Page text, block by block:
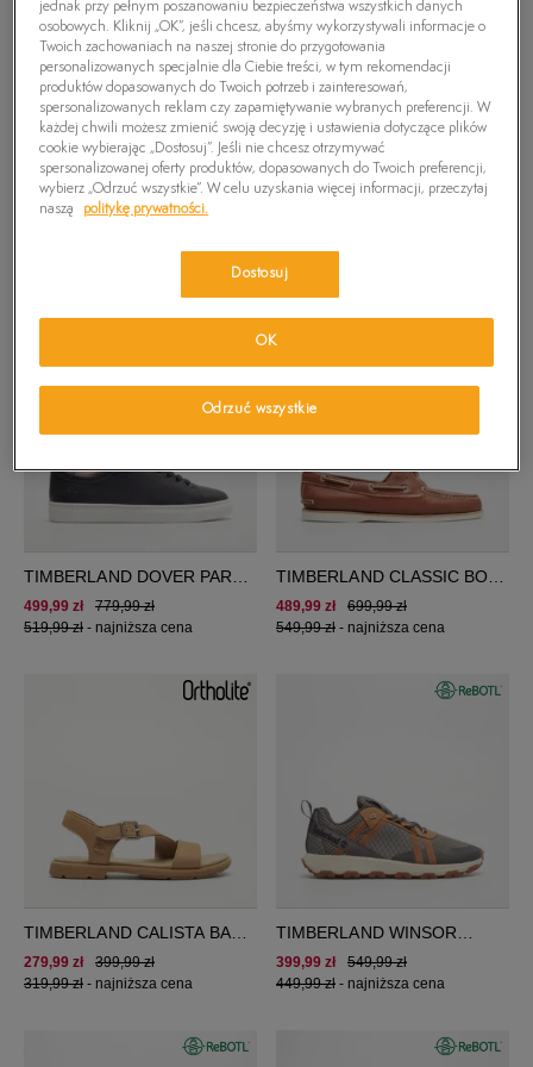
TIMBERLAND GARRISON
SNEAKER
359,99 zł
404,99 zł
TIMBERLAND DOVER PARK
LOW LACE SNEAKER
779,99 zł
499,99 zł
519,99 zł - najniższa cena
TIMBERLAND CLASSIC BOAT
BOAT SHOE699,99 zł
489,99 zł
549,99 zł - najniższa cena
TIMBERLAND CALISTA BAY
BACKSTRAP SANDAL
399,99 zł
279,99 zł
319,99 zł - najniższa cena
TIMBERLAND WINSOR
TRAIL LOW LACE SNEAKER
549,99 zł
399,99 zł
449,99 zł - najniższa cena
jednak przy pełnym poszanowaniu bezpieczeństwa wszystkich danych
osobowych. Kliknij „OK”, jeśli chcesz, abyśmy wykorzystywali informacje o
Twoich zachowaniach na naszej stronie do przygotowania
personalizowanych specjalnie dla Ciebie treści, w tym rekomendacji
produktów dopasowanych do Twoich potrzeb i zainteresowań,
spersonalizowanych reklam czy zapamiętywanie wybranych preferencji. W
każdej chwili możesz zmienić swoją decyzję i ustawienia dotyczące plików
cookie wybierając „Dostosuj”. Jeśli nie chcesz otrzymywać
spersonalizowanej oferty produktów, dopasowanych do Twoich preferencji,
wybierz „Odrzuć wszystkie”. W celu uzyskania więcej informacji, przeczytaj
naszą
politykę prywatności.
Dostosuj
Odrzuć wszystkie
OK